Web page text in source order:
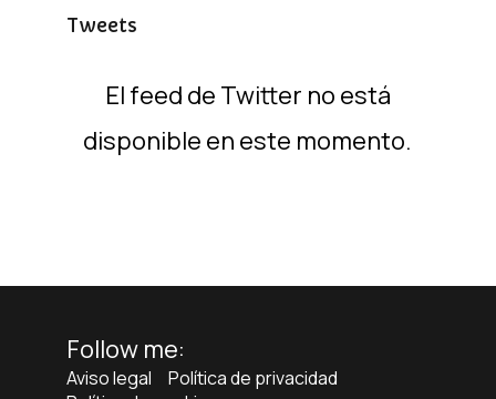
Tweets
El feed de Twitter no está
disponible en este momento.
Follow me:
Aviso legal
Política de privacidad